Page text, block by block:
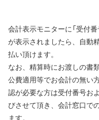
会計表示モニターに「受付番
が表示されましたら、自動
払い頂けます。
なお、精算時にお渡しの書
公費適用等でお会計の無い
認が必要な方は受付番号お
びさせて頂き、会計窓口で
ます。